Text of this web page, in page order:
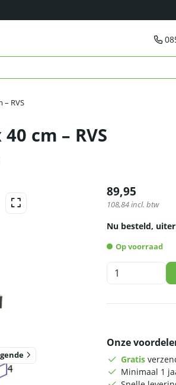
– RVS
cm – RVS
89,95
108,84incl. btw
Nu besteld,
Op voorraad
HCB
Dubbel
40
cm
RVS
Onze
Gratis
Minimaal 1